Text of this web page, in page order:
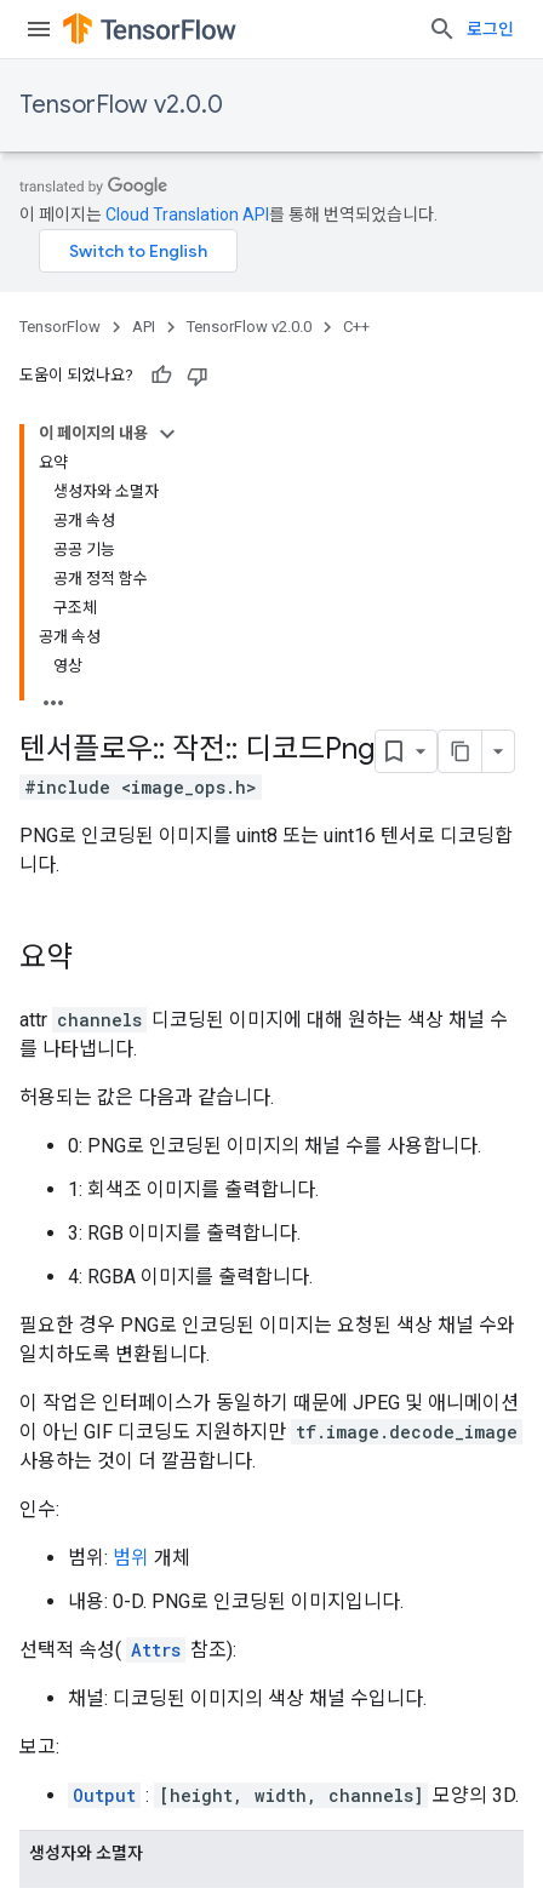
로그인
TensorFlow v2.0.0
이 페이지는Cloud Translation API 를 통해 번역되었습니다.
TensorFlow API TensorFlow v2.0.0 C++
도움이 되었나요?
이 페이지의 내용
요약
생성자와 소멸자
공개 속성
공공 기능
공개 정적 함수
구조체
공개 속성
영상
텐서플로우:: 작전:: 디코드Png
#include <image_ops.h>
PNG로 인코딩된 이미지를 uint8 또는 uint16 텐서로 디코딩합
니다.
요약
attr channels 디코딩된 이미지에 대해 원하는 색상 채널 수
를 나타냅니다.
허용되는 값은 다음과 같습니다.
0: PNG로 인코딩된 이미지의 채널 수를 사용합니다.
1: 회색조 이미지를 출력합니다.
3: RGB 이미지를 출력합니다.
4: RGBA 이미지를 출력합니다.
필요한 경우 PNG로 인코딩된 이미지는 요청된 색상 채널 수와
일치하도록 변환됩니다.
이 작업은 인터페이스가 동일하기 때문에 JPEG 및 애니메이션
이 아닌 GIF 디코딩도 지원하지만 tf.image.decode_image
사용하는 것이 더 깔끔합니다.
인수:
범위: 범위 개체
내용: 0-D. PNG로 인코딩된 이미지입니다.
선택적 속성( Attrs 참조):
채널: 디코딩된 이미지의 색상 채널 수입니다.
보고:
Output : [height, width, channels] 모양의 3D.
생성자와 소멸자